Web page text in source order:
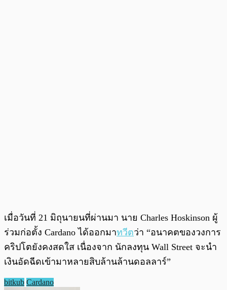
เมื่อวันที่ 21 มิถุนายนที่ผ่านมา นาย Charles Hoskinson ผู้
ร่วมก่อตั้ง Cardano ได้ออกมาทวีตว่า “อนาคตของวงการ
คริปโตยังคงสดใส เนื่องจาก นักลงทุน Wall Street จะนำ
เงินอัดฉีดเข้ามาหลายสิบล้านล้านดอลลาร์”
bitkub Cardano